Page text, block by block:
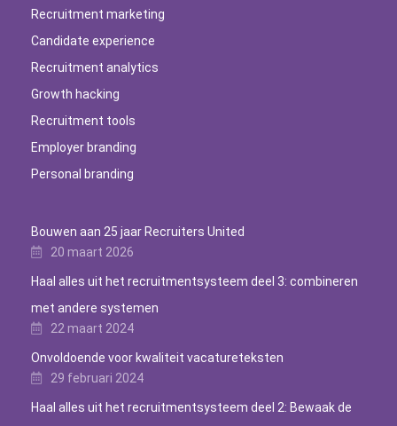
Recruitment marketing
Candidate experience
Recruitment analytics
Growth hacking
Recruitment tools
Employer branding
Personal branding
Bouwen aan 25 jaar Recruiters United
20 maart 2026
Haal alles uit het recruitmentsysteem deel 3: combineren
met andere systemen
22 maart 2024
Onvoldoende voor kwaliteit vacatureteksten
29 februari 2024
Haal alles uit het recruitmentsysteem deel 2: Bewaak de